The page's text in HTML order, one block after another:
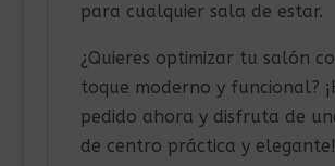
para cualquier sala de estar.
¿Quieres optimizar tu salón
toque moderno y funcional?
pedido ahora y disfruta de
de centro práctica y elegante!